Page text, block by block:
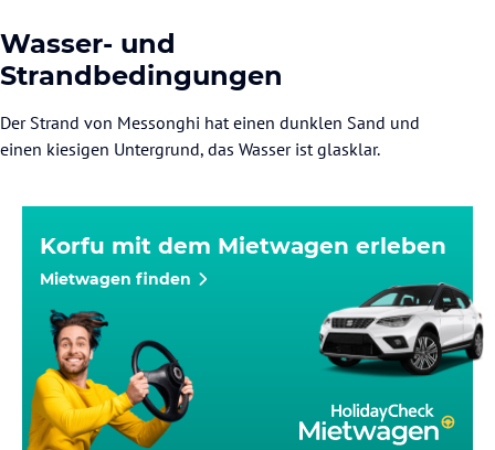
Wasser- und
Strandbedingungen
Der Strand von Messonghi hat einen dunklen Sand und
einen kiesigen Untergrund, das Wasser ist glasklar.
Korfu mit dem Mietwagen erleben
Mietwagen finden